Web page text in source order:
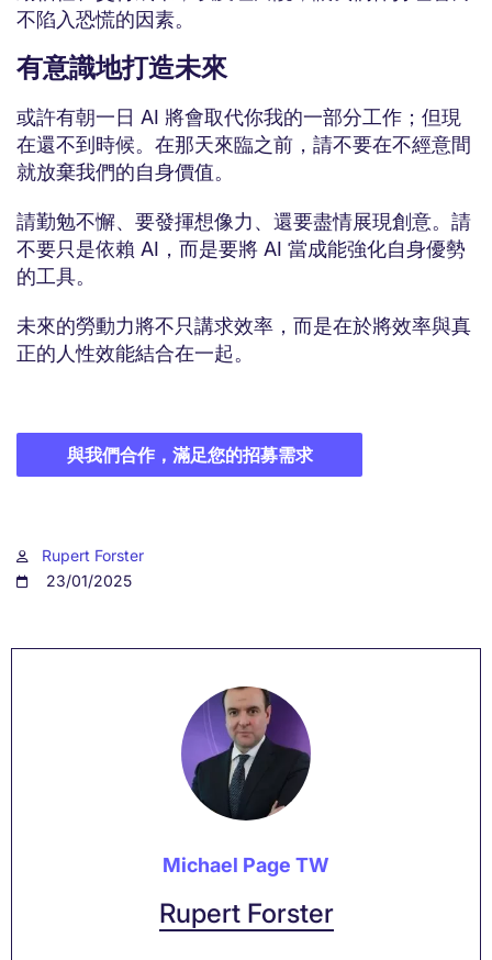
不陷入恐慌的因素。
有意識地打造未來
或許有朝一日 AI 將會取代你我的一部分工作；但現
在還不到時候。在那天來臨之前，請不要在不經意間
就放棄我們的自身價值。
請勤勉不懈、要發揮想像力、還要盡情展現創意。請
不要只是依賴 AI，而是要將 AI 當成能強化自身優勢
的工具。
未來的勞動力將不只講求效率，而是在於將效率與真
正的人性效能結合在一起。
與我們合作，滿足您的招募需求
Rupert Forster
23/01/2025
Michael Page TW
Rupert Forster